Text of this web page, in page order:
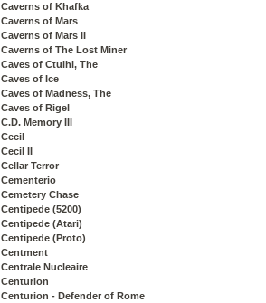
Caverns of Khafka
Caverns of Mars
Caverns of Mars II
Caverns of The Lost Miner
Caves of Ctulhi, The
Caves of Ice
Caves of Madness, The
Caves of Rigel
C.D. Memory III
Cecil
Cecil II
Cellar Terror
Cementerio
Cemetery Chase
Centipede (5200)
Centipede (Atari)
Centipede (Proto)
Centment
Centrale Nucleaire
Centurion
Centurion - Defender of Rome